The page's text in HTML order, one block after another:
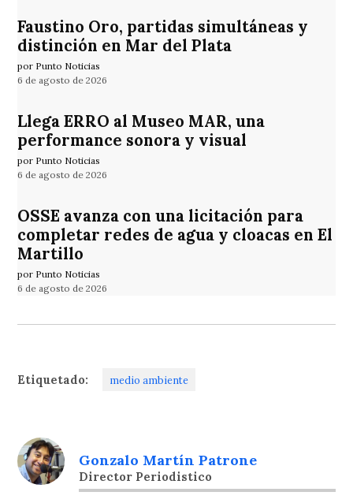
Faustino Oro, partidas simultáneas y
distinción en Mar del Plata
por Punto Noticias
6 de agosto de 2026
Llega ERRO al Museo MAR, una
performance sonora y visual
por Punto Noticias
6 de agosto de 2026
OSSE avanza con una licitación para
completar redes de agua y cloacas en El
Martillo
por Punto Noticias
6 de agosto de 2026
Etiquetado: medio ambiente
Gonzalo Martín Patrone
Director Periodistico